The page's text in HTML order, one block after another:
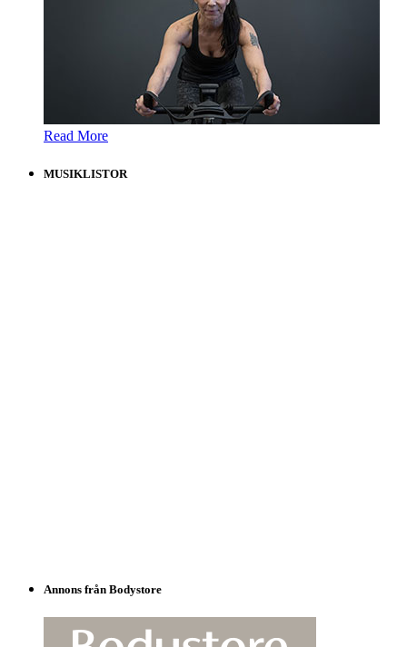
Read More
MUSIKLISTOR
Annons från Bodystore